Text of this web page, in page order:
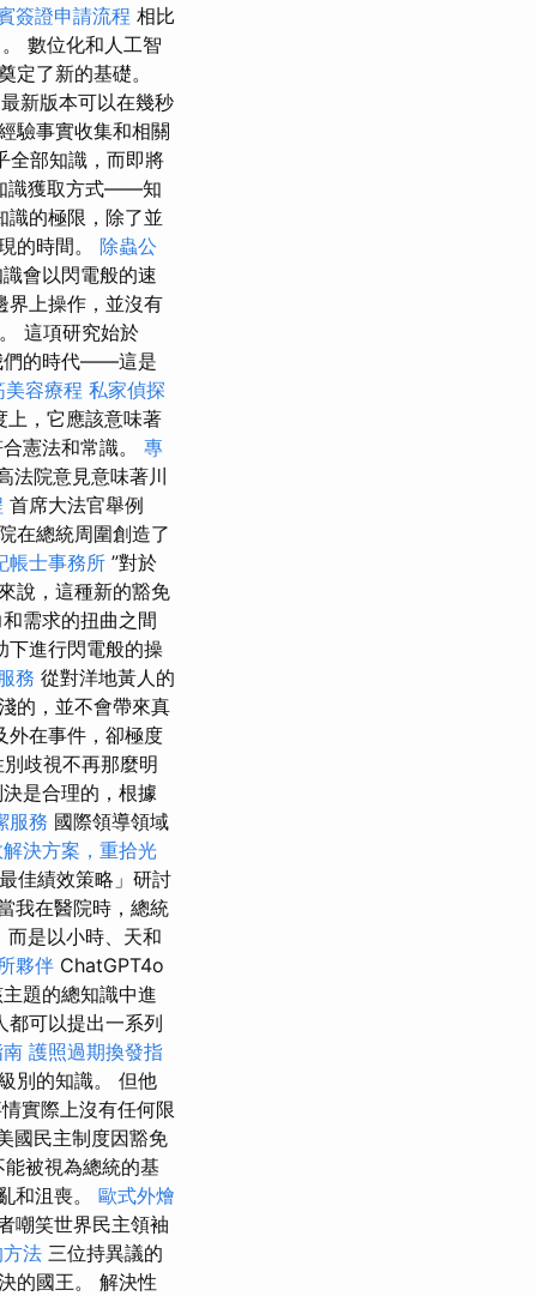
簽證申請流程 相比
數位化和人工智
了新的基礎。
新版本可以在幾秒
驗事實收集和相關
全部知識，而即將
識獲取方式——知
的極限，除了並
的時間。 除蟲公
會以閃電般的速
界上操作，並沒有
這項研究始於
們的時代——這是
美容療程 私家偵探
，它應該意味著
憲法和常識。 專
法院意見意味著川
首席大法官舉例
在總統周圍創造了
帳士事務所 ”對於
說，這種新的豁免
需求的扭曲之間
下進行閃電般的操
務 從對洋地黃人的
的，並不會帶來真
外在事件，卻極度
歧視不再那麼明
是合理的，根據
服務 國際領導領域
決方案，重拾光
佳績效策略」研討
我在醫院時，總統
而是以小時、天和
夥伴 ChatGPT4o
題的總知識中進
可以提出一系列
護照過期換發指
別的知識。 但他
實際上沒有任何限
國民主制度因豁免
被視為總統的基
和沮喪。 歐式外燴
嘲笑世界民主領袖
法 三位持異議的
的國王。 解決性